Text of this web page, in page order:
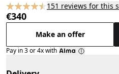
151 reviews for this
€340
Make an offer
Pay in 3 or 4x with